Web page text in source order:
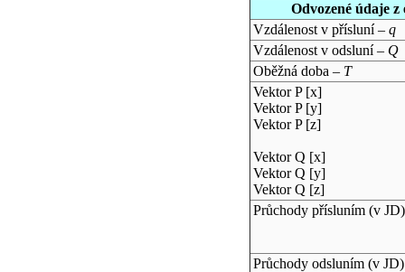
Odvozené údaje
Vzdálenost v přísluní – q
Vzdálenost v odsluní – Q
Oběžná doba – T
Vektor P [x]
Vektor P [y]
Vektor P [z]
Vektor Q [x]
Vektor Q [y]
Vektor Q [z]
Průchody přísluním (v JD)
Průchody odsluním (v JD)